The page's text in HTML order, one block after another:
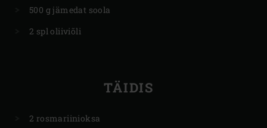
500 g jämedat soola
2 spl oliiviõli
TÄIDIS
2 rosmariinioksa